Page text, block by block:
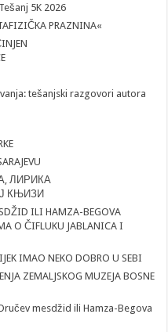
5K 2026
PRAZNINA«
tešanjski razgovori autora
ЛИРИКА
КЊИЗИ
ILI HAMZA-BEGOVA
O ČIFLUKU JABLANICA I
IMAO NEKO DOBRO U SEBI
ZEMALJSKOG MUZEJA BOSNE
mesdžid ili Hamza-Begova